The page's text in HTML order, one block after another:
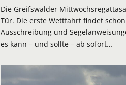
Die Greifswalder
Tür. Die erste Wettfahrt findet
Ausschreibung und
es kann – und sollte – ab sofort…